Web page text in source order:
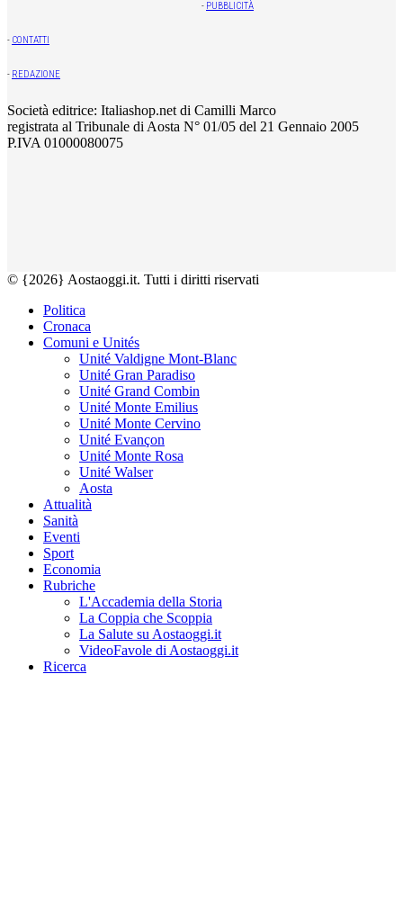
- PUBBLICITÀ
- CONTATTI
- REDAZIONE
Società editrice: Italiashop.net di Camilli Marco
registrata al Tribunale di Aosta N° 01/05 del 21 Gennaio 2005
P.IVA 01000080075
© {2026} Aostaoggi.it. Tutti i diritti riservati
Politica
Cronaca
Comuni e Unités
Unité Valdigne Mont-Blanc
Unité Gran Paradiso
Unité Grand Combin
Unité Monte Emilius
Unité Monte Cervino
Unité Evançon
Unité Monte Rosa
Unité Walser
Aosta
Attualità
Sanità
Eventi
Sport
Economia
Rubriche
L'Accademia della Storia
La Coppia che Scoppia
La Salute su Aostaoggi.it
VideoFavole di Aostaoggi.it
Ricerca